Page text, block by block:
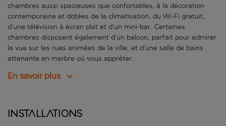
chambres aussi spacieuses que confortables, à la décoration
contemporaine et dotées de la climatisation, du Wi-Fi gratuit,
d’une télévision à écran plat et d’un mini-bar. Certaines
chambres disposent également d’un balcon, parfait pour admirer
la vue sur les rues animées de la ville, et d’une salle de bains
attenante en marbre où vous apprêter.
En savoir plus
Installations